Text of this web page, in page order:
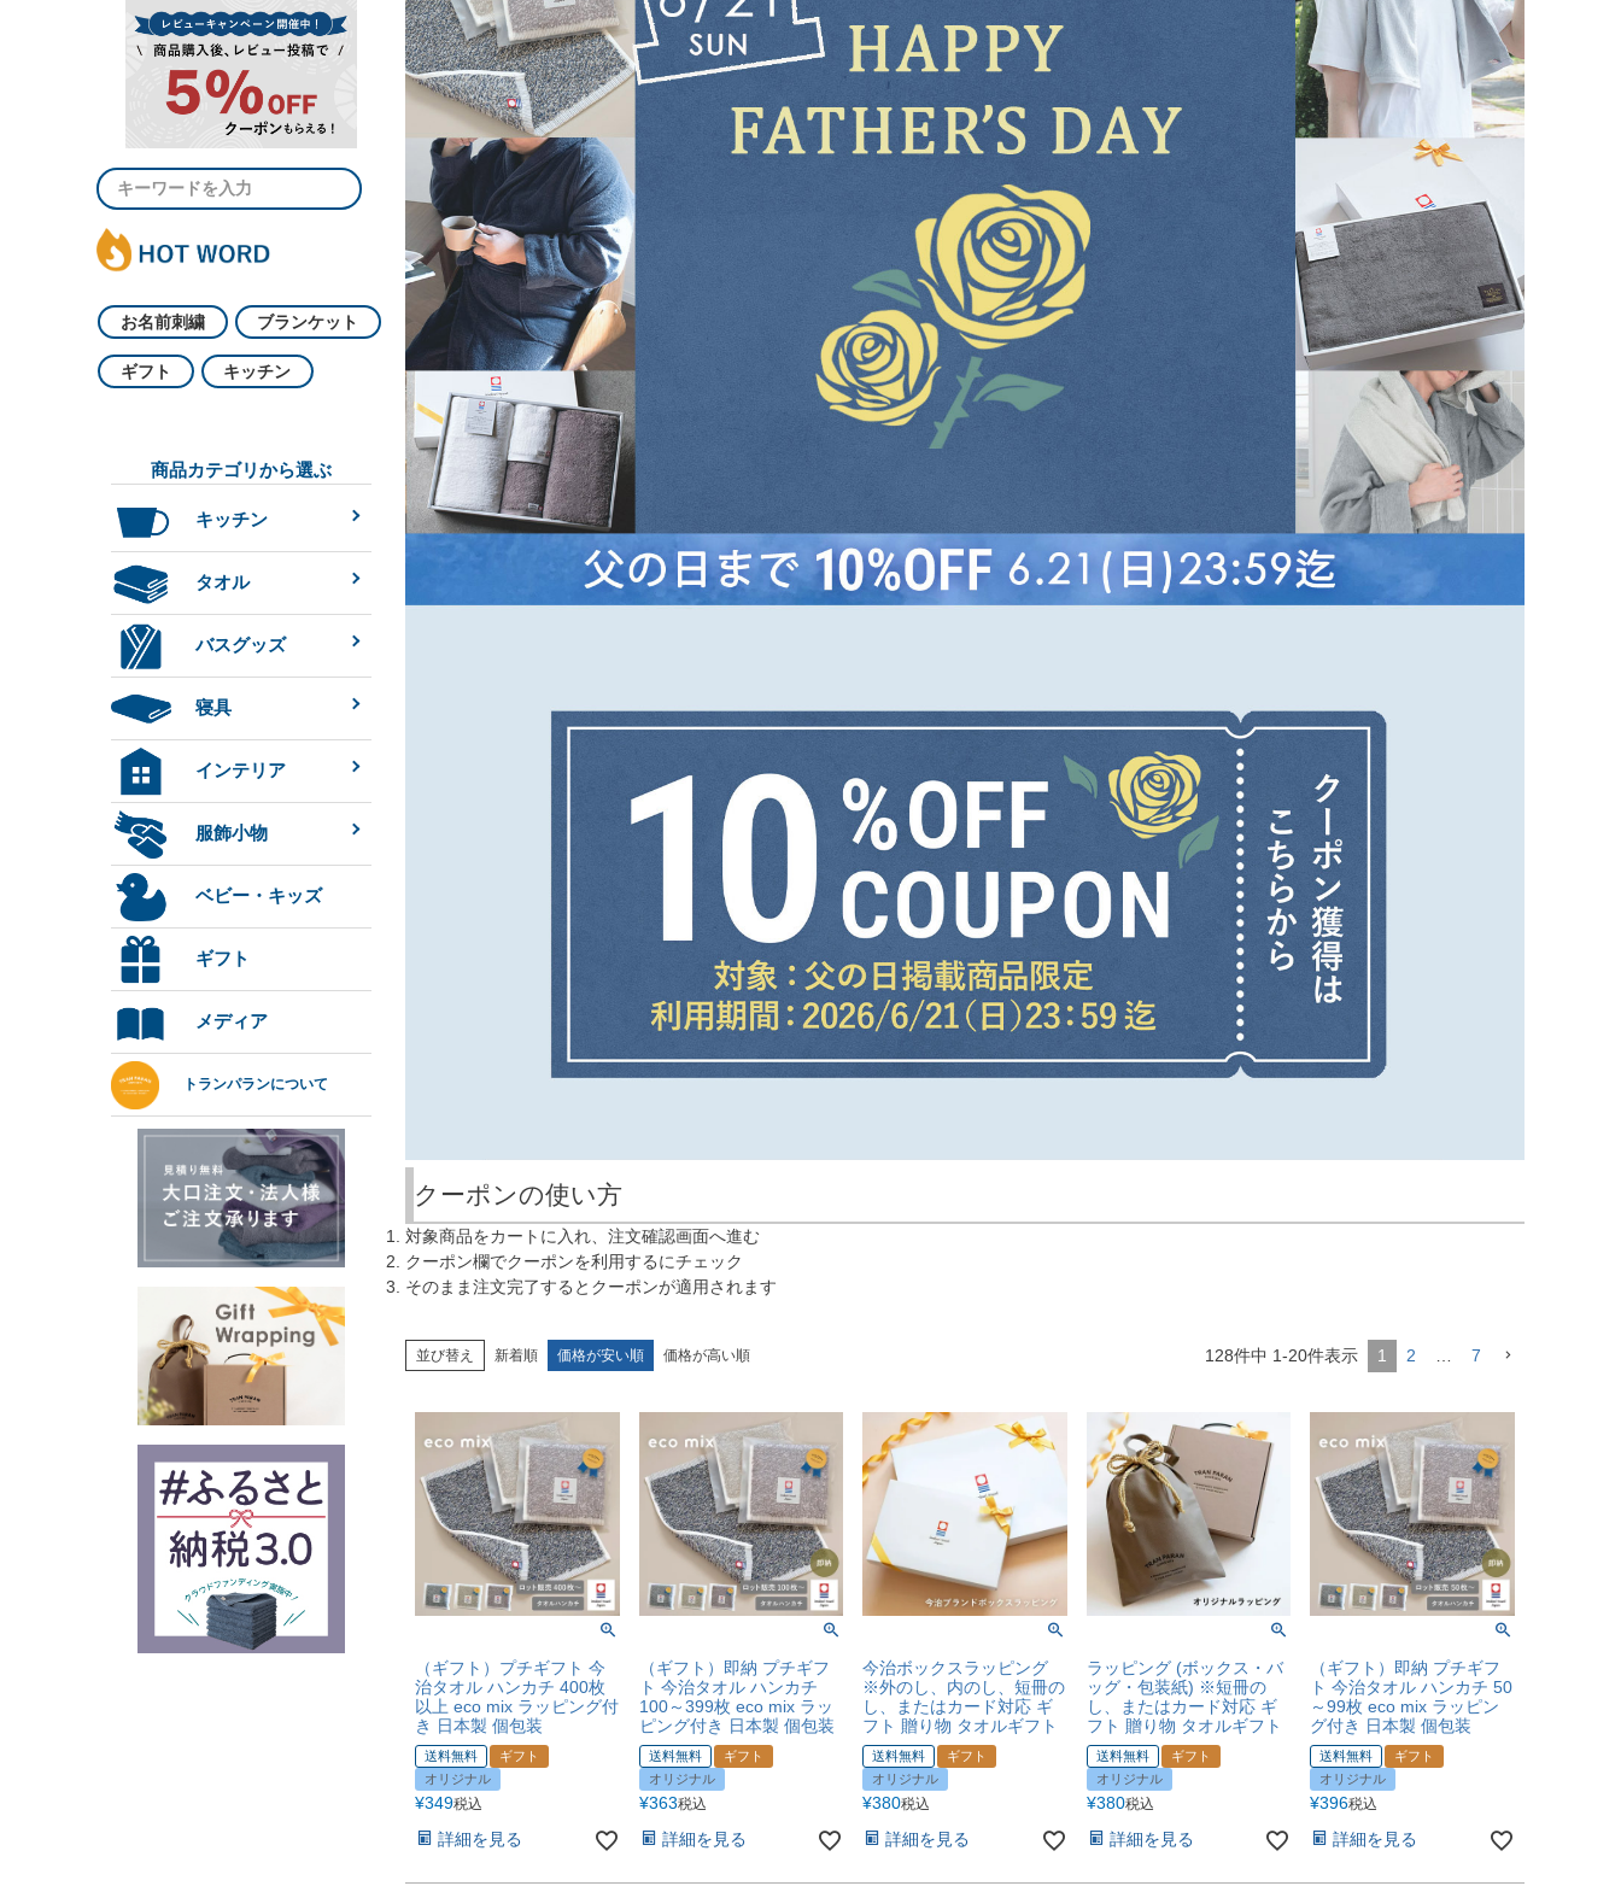
お名前刺繍 ブランケット
ギフト キッチン
商品カテゴリから選ぶ
キッチン
タオル
バスグッズ
寝具
インテリア
服飾小物
ベビー・キッズ
ギフト
メディア
トランパランについて
クーポンの使い方
対象商品をカートに入れ、注文確認画面へ進む
クーポン欄でクーポンを利用するにチェック
そのまま注文完了するとクーポンが適用されます
並び替え 新着順 価格が安い順 価格が高い順 128件中 1-20件表示 1 2 7
（ギフト）プチギフト 今
治タオル ハンカチ 400枚
以上 eco mix ラッピング付
き 日本製 個包装
送料無料
ギフト
オリジナル
¥349税込
詳細を見る
（ギフト）即納 プチギフ
ト 今治タオル ハンカチ
100～399枚 eco mix ラッ
ピング付き 日本製 個包装
送料無料
ギフト
オリジナル
¥363税込
詳細を見る
今治ボックスラッピング
※外のし、内のし、短冊の
し、またはカード対応 ギ
フト 贈り物 タオルギフト
送料無料
ギフト
オリジナル
¥380税込
詳細を見る
ラッピング (ボックス・バ
ッグ・包装紙) ※短冊の
し、またはカード対応 ギ
フト 贈り物 タオルギフト
送料無料
ギフト
オリジナル
¥380税込
詳細を見る
（ギフト）即納 プチギフ
ト 今治タオル ハンカチ 50
～99枚 eco mix ラッピン
グ付き 日本製 個包装
送料無料
ギフト
オリジナル
¥396税込
詳細を見る